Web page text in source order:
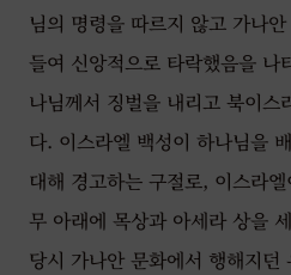
님의 명령을 따르지 않고 가나
들여 신앙적으로 타락했음을
나님께서 징벌을 내리고 북이스
다. 이스라엘 백성이 하나님을
대해 경고하는 구절로, 이스라
무 아래에 목상과 아세라 상을
당시 가나안 문화에서 행해지